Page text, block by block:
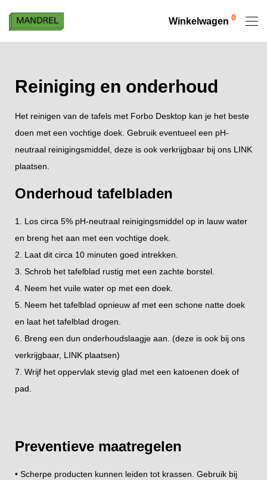
Winkelwagen 0
Reiniging en onderhoud
Het reinigen van de tafels met Forbo Desktop kan je het beste
doen met een vochtige doek. Gebruik eventueel een pH-
neutraal reinigingsmiddel, deze is ook verkrijgbaar bij ons LINK
plaatsen.
Onderhoud tafelbladen
1. Los circa 5% pH-neutraal reinigingsmiddel op in lauw water
en breng het aan met een vochtige doek.
2. Laat dit circa 10 minuten goed intrekken.
3. Schrob het tafelblad rustig met een zachte borstel.
4. Neem het vuile water op met een doek.
5. Neem het tafelblad opnieuw af met een schone natte doek
en laat het tafelblad drogen.
6. Breng een dun onderhoudslaagje aan. (deze is ook bij ons
verkrijgbaar, LINK plaatsen)
7. Wrijf het oppervlak stevig glad met een katoenen doek of
pad.
Preventieve maatregelen
• Scherpe producten kunnen leiden tot krassen. Gebruik bij